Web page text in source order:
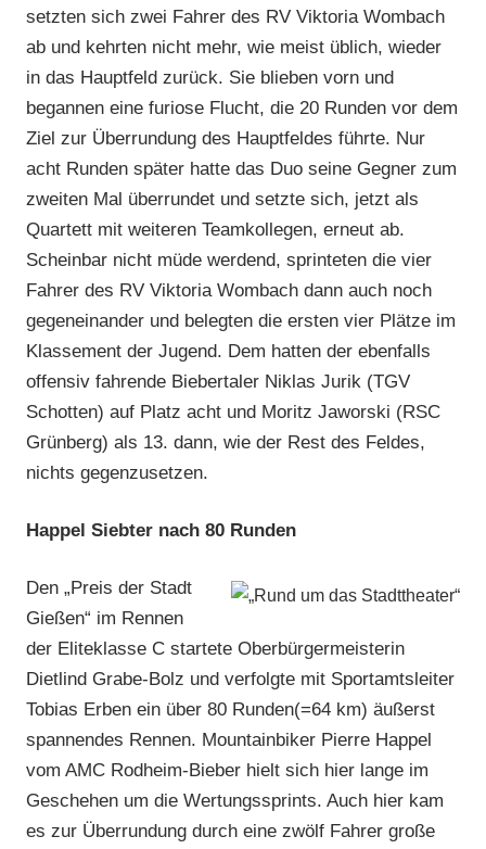
setzten sich zwei Fahrer des RV Viktoria Wombach
ab und kehrten nicht mehr, wie meist üblich, wieder
in das Hauptfeld zurück. Sie blieben vorn und
begannen eine furiose Flucht, die 20 Runden vor dem
Ziel zur Überrundung des Hauptfeldes führte. Nur
acht Runden später hatte das Duo seine Gegner zum
zweiten Mal überrundet und setzte sich, jetzt als
Quartett mit weiteren Teamkollegen, erneut ab.
Scheinbar nicht müde werdend, sprinteten die vier
Fahrer des RV Viktoria Wombach dann auch noch
gegeneinander und belegten die ersten vier Plätze im
Klassement der Jugend. Dem hatten der ebenfalls
offensiv fahrende Biebertaler Niklas Jurik (TGV
Schotten) auf Platz acht und Moritz Jaworski (RSC
Grünberg) als 13. dann, wie der Rest des Feldes,
nichts gegenzusetzen.
Happel Siebter nach 80 Runden
Den „Preis der Stadt
Gießen“ im Rennen
der Eliteklasse C startete Oberbürgermeisterin
Dietlind Grabe-Bolz und verfolgte mit Sportamtsleiter
Tobias Erben ein über 80 Runden(=64 km) äußerst
spannendes Rennen. Mountainbiker Pierre Happel
vom AMC Rodheim-Bieber hielt sich hier lange im
Geschehen um die Wertungssprints. Auch hier kam
es zur Überrundung durch eine zwölf Fahrer große